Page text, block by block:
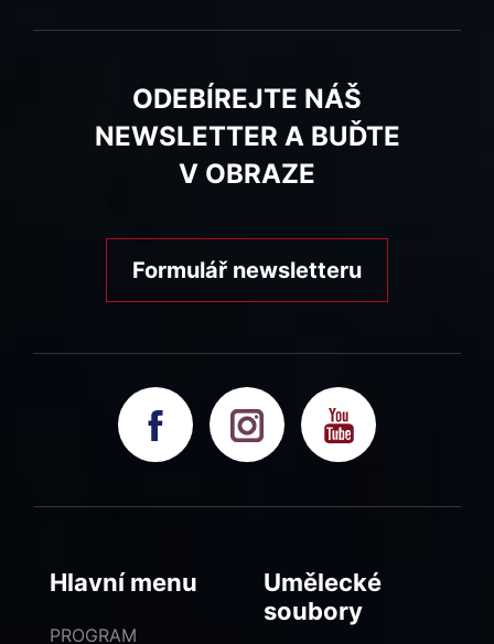
ODEBÍREJTE NÁŠ
NEWSLETTER A BUĎTE
V OBRAZE
Formulář newsletteru
Hlavní menu
PROGRAM
Umělecké
soubory